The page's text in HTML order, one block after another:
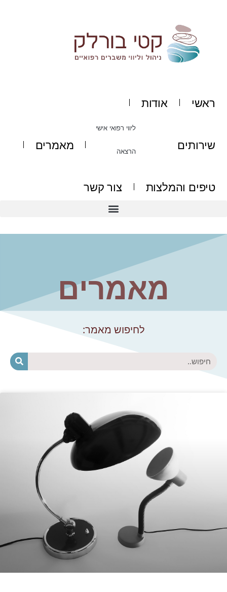
ראשי אודות
שירותים
ליווי רפואי אישי
הרצאה מאמרים
טיפים והמלצות צור קשר
מאמרים
לחיפוש מאמר:
חיפוש